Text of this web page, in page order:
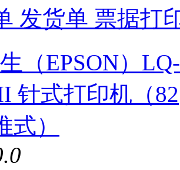
发货单 票据打